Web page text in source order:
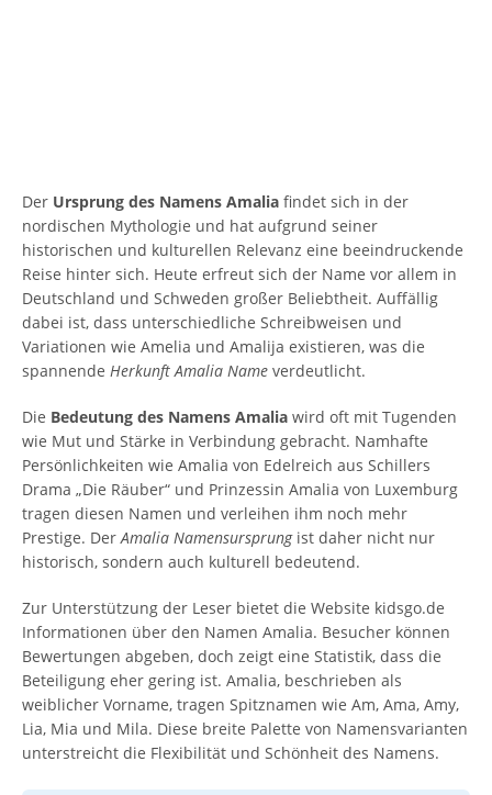
Der Ursprung des Namens Amalia findet sich in der
nordischen Mythologie und hat aufgrund seiner
historischen und kulturellen Relevanz eine beeindruckende
Reise hinter sich. Heute erfreut sich der Name vor allem in
Deutschland und Schweden großer Beliebtheit. Auffällig
dabei ist, dass unterschiedliche Schreibweisen und
Variationen wie Amelia und Amalija existieren, was die
spannende Herkunft Amalia Name verdeutlicht.
Die Bedeutung des Namens Amalia wird oft mit Tugenden
wie Mut und Stärke in Verbindung gebracht. Namhafte
Persönlichkeiten wie Amalia von Edelreich aus Schillers
Drama „Die Räuber“ und Prinzessin Amalia von Luxemburg
tragen diesen Namen und verleihen ihm noch mehr
Prestige. DerAmalia Namensursprungist daher nicht nur
historisch, sondern auch kulturell bedeutend.
Zur Unterstützung der Leser bietet die Website kidsgo.de
Informationen über den Namen Amalia. Besucher können
Bewertungen abgeben, doch zeigt eine Statistik, dass die
Beteiligung eher gering ist. Amalia, beschrieben als
weiblicher Vorname, tragen Spitznamen wie Am, Ama, Amy,
Lia, Mia und Mila. Diese breite Palette von Namensvarianten
unterstreicht die Flexibilität und Schönheit des Namens.